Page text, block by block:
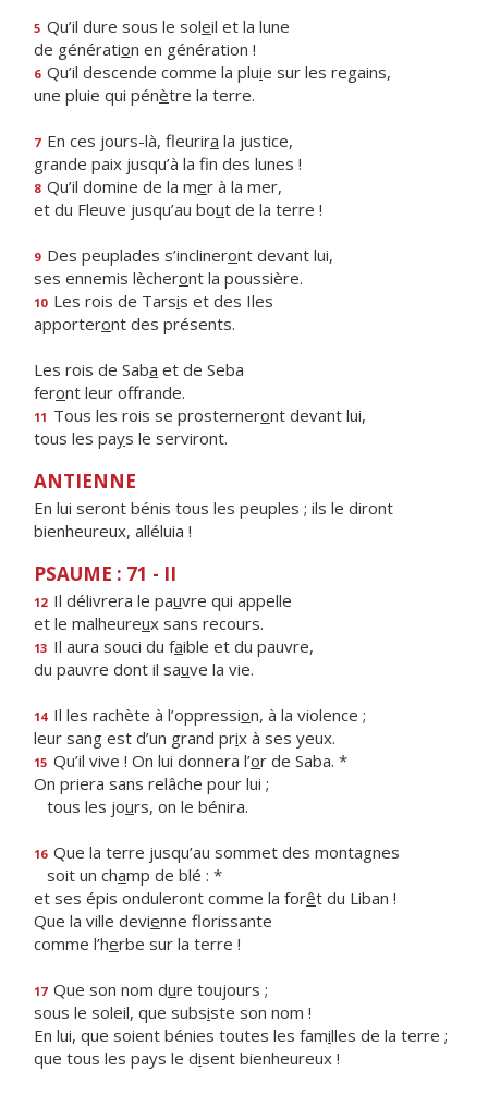
5 Qu’il dure sous le soleil et la lune
de génération en génération !
6 Qu’il descende comme la pluie sur les regains,
une pluie qui pénètre la terre.
7 En ces jours-là, fleurira la justice,
grande paix jusqu’à la fn des lunes !
8 Qu’il domine de la mer à la mer,
et du Fleuve jusqu’au bout de la terre !
9 Des peuplades s’inclineront devant lui,
ses ennemis lècheront la poussière.
10 Les rois de Tarsis et des Iles
apporteront des présents.
Les rois de Saba et de Seba
feront leur offrande.
11 Tous les rois se prosterneront devant lui,
tous les pays le serviront.
ANTIENNE
En lui seront bénis tous les peuples ; ils le diront
bienheureux, alléluia !
PSAUME : 71 - II
12 Il délivrera le pauvre qui appelle
et le malheureux sans recours.
13 Il aura souci du faible et du pauvre,
du pauvre dont il sauve la vie.
14 Il les rachète à l’oppression, à la violence ;
leur sang est d’un grand prix à ses yeux.
15 Qu’il vive ! On lui donnera l’or de Saba. *
On priera sans relâche pour lui ;
tous les jours, on le bénira.
16 Que la terre jusqu’au sommet des montagnes
soit un champ de blé : *
et ses épis onduleront comme la forêt du Liban !
Que la ville devienne florissante
comme l’herbe sur la terre !
17 Que son nom dure toujours ;
sous le soleil, que subsiste son nom !
En lui, que soient bénies toutes les familles de la terre ;
que tous les pays le disent bienheureux !